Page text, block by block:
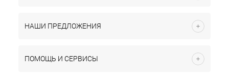
НАШИ ПРЕДЛОЖЕНИЯ
ПОМОЩЬ И СЕРВИСЫ